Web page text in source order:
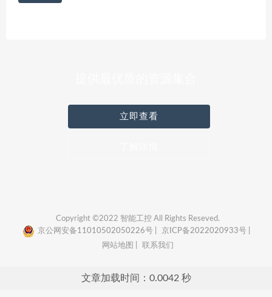
立即查看
Copyright ©2022 智能工控 All Rights Reseved.
京公网安备11010502050226号 |
京ICP备2022020933号 |
网站地图 |
联系我们
文章加载时间：0.0042 秒